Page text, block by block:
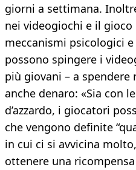
giorni a settimana.
nei videogiochi e il gioco
meccanismi psicologici
possono spingere i
più giovani – a
anche denaro: «Sia con le
d’azzardo, i giocatori
che vengono definite
in cui ci si avvicina
ottenere una